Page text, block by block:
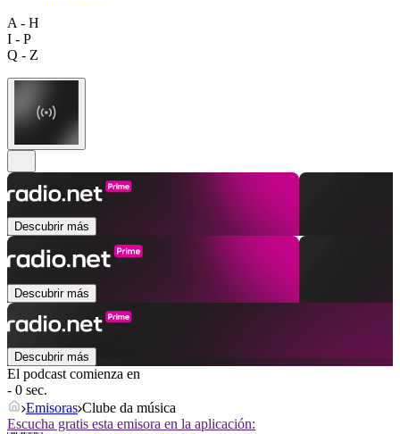
A - H
I - P
Q - Z
Descubrir más
Descubrir más
Descubrir más
El podcast comienza en
- 0 sec.
Emisoras Clube da música
Escucha gratis esta emisora en la aplicación: